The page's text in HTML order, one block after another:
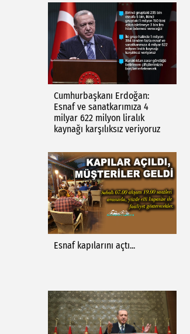
Cumhurbaşkanı Erdoğan:
Esnaf ve sanatkarımıza 4
milyar 622 milyon liralık
kaynağı karşılıksız veriyoruz
Esnaf kapılarını açtı...